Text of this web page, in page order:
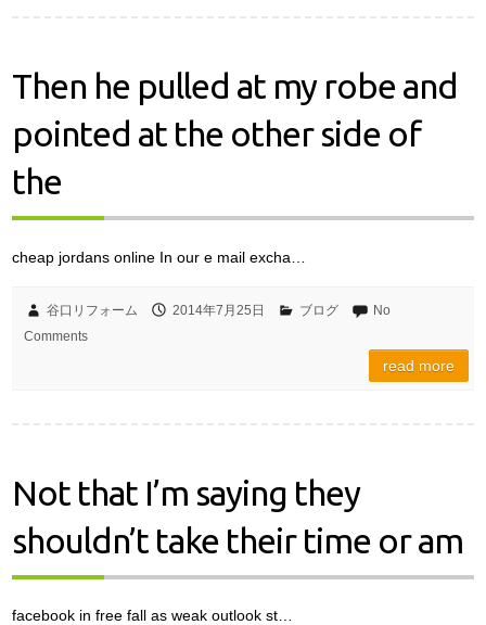
Then he pulled at my robe and
pointed at the other side of
the
cheap jordans online In our e mail excha…
谷口リフォーム 2014年7月25日 ブログ
No
Comments
read more
Not that I’m saying they
shouldn’t take their time or am
facebook in free fall as weak outlook st…